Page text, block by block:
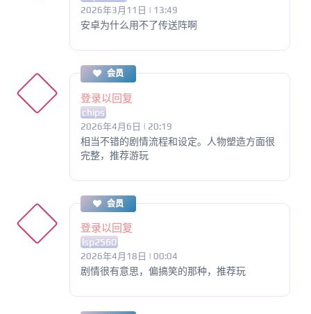
2026年3月11日 | 13:49
安卓为什么用不了传送阵啊
会员
登录以回复
chips
2026年4月6日 | 20:19
相当不错的剧情流程和设定。人物塑造方面很
完整，推荐游玩
会员
登录以回复
lsp2560
2026年4月18日 | 00:04
剧情很有意思，偏搞笑的那种，推荐玩